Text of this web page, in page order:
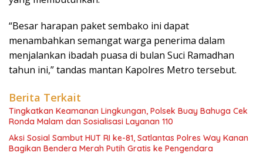
“Besar harapan paket sembako ini dapat
menambahkan semangat warga penerima dalam
menjalankan ibadah puasa di bulan Suci Ramadhan
tahun ini,” tandas mantan Kapolres Metro tersebut.
Berita Terkait
Tingkatkan Keamanan Lingkungan, Polsek Buay Bahuga Cek
Ronda Malam dan Sosialisasi Layanan 110
Aksi Sosial Sambut HUT RI ke-81, Satlantas Polres Way Kanan
Bagikan Bendera Merah Putih Gratis ke Pengendara